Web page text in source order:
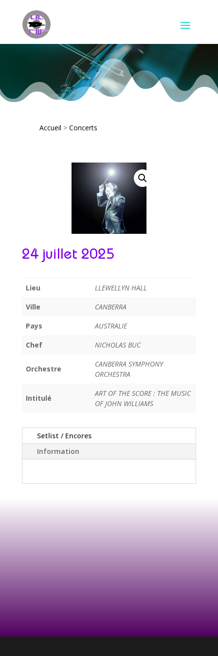
Accueil > Concerts
24 juillet 2025
Lieu LLEWELLYN HALL
Ville CANBERRA
Pays AUSTRALIE
Chef NICHOLAS BUC
Orchestre
CANBERRA SYMPHONY
ORCHESTRA
Intitulé
ART OF THE SCORE : THE MUSIC
OF JOHN WILLIAMS
Setlist / Encores
Information